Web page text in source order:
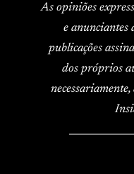
As opiniões
e
publicações
dos próprios